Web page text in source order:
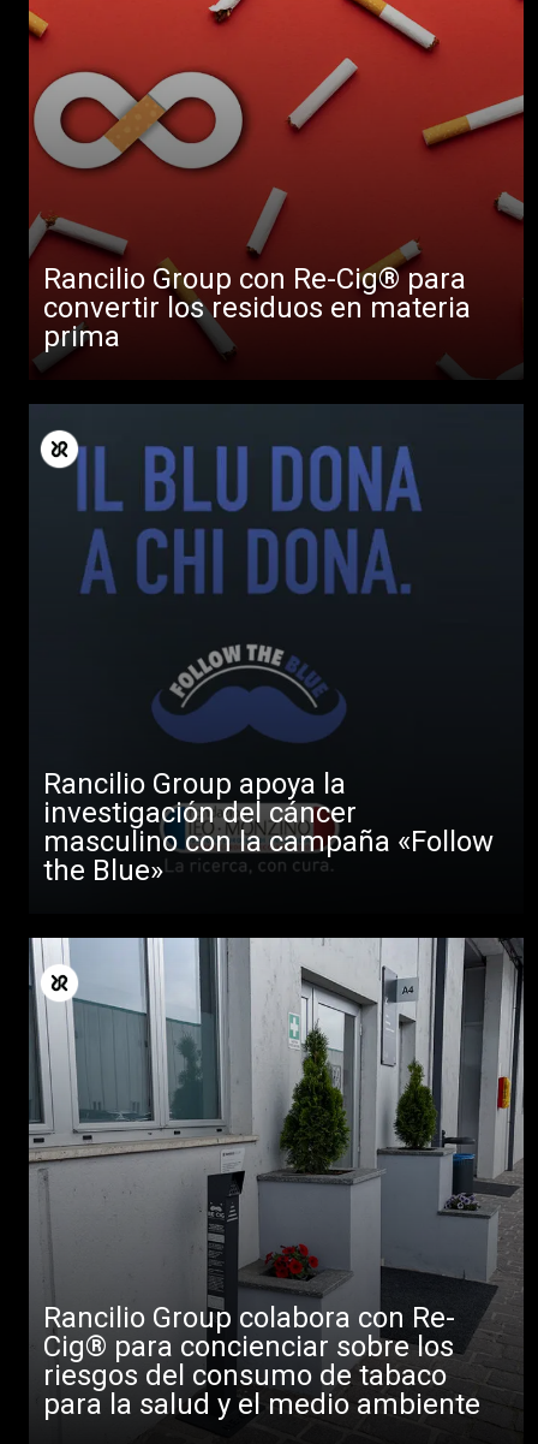
Rancilio Group con Re-Cig® para
convertir los residuos en materia
prima
Rancilio Group apoya la
investigación del cáncer
masculino con la campaña «Follow
the Blue»
Rancilio Group colabora con Re-
Cig® para concienciar sobre los
riesgos del consumo de tabaco
para la salud y el medio ambiente